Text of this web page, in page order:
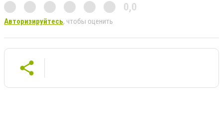
0,0
Авторизируйтесь, чтобы оценить